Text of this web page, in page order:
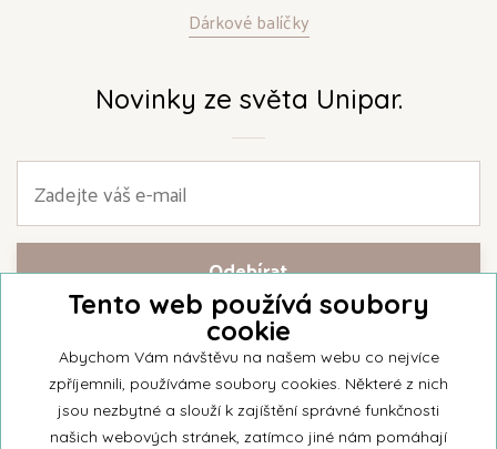
Dárkové balíčky
Novinky ze světa Unipar.
Přihlašte se k našemu newsletteru a buďte jako první informováni o
nejnovějších kolekcích svíček a aktualitách z rodinné firmy Unipar.
Tento web používá soubory
cookie
Abychom Vám návštěvu na našem webu co nejvíce
zpříjemnili, používáme soubory cookies. Některé z nich
jsou nezbytné a slouží k zajíštění správné funkčnosti
našich webových stránek, zatímco jiné nám pomáhají